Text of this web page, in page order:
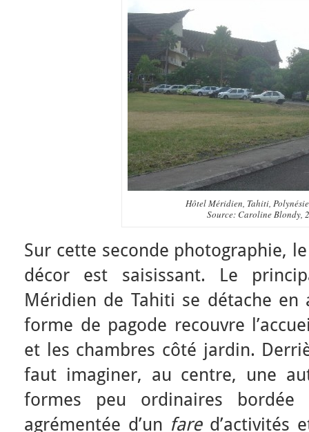
Hôtel Méridien, Tahiti,
Source: Caroline Blondy,
Sur cette seconde photographie,
décor est saisissant. Le
Méridien de Tahiti se détache
forme de pagode recouvre
et les chambres côté jardin.
faut imaginer, au centre, une
formes peu ordinaires bordée
agrémentée d’un fared’activités